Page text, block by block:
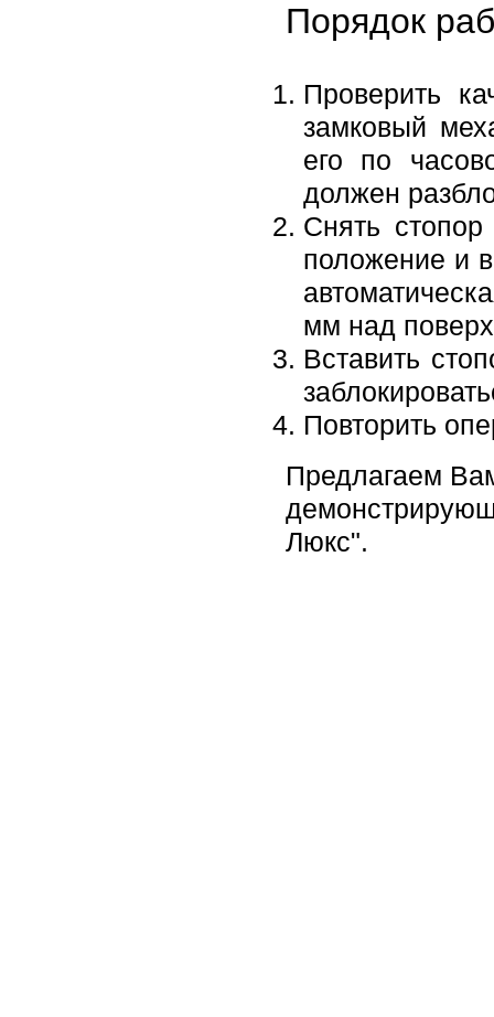
Порядок
Проверить
замковый
его по
должен
Снять
положение и
мм над
Вставить
Повторить
Предлагаем
Люкс".